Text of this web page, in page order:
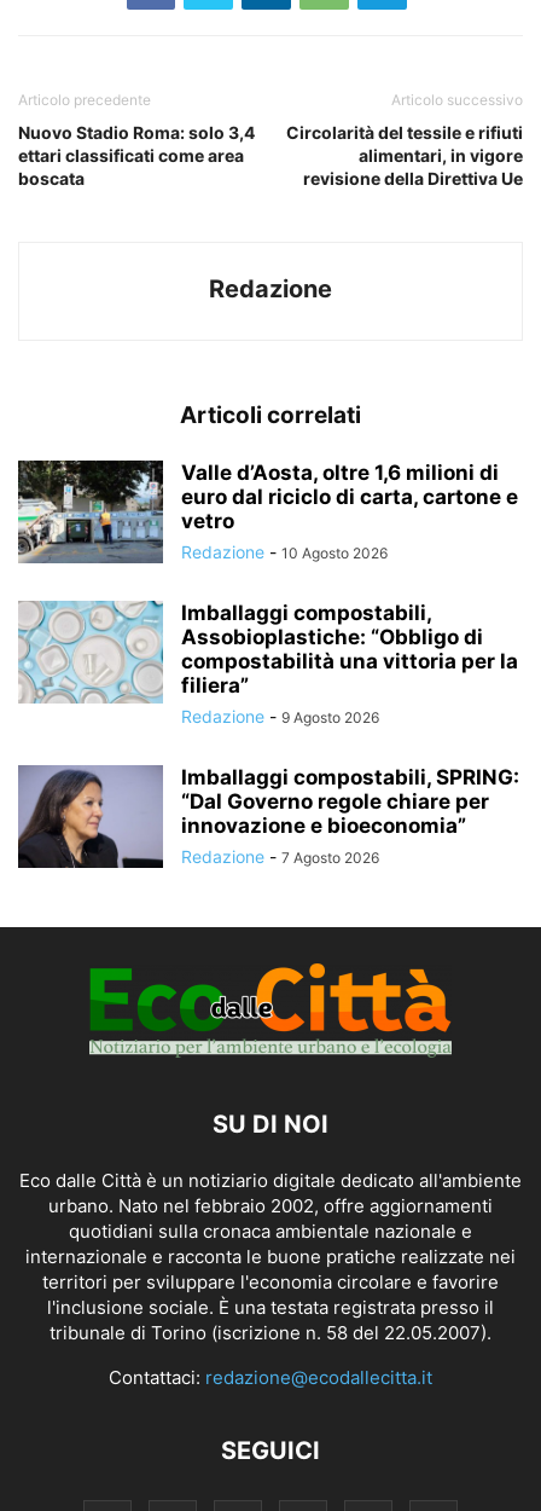
Articolo precedente
Nuovo Stadio Roma: solo 3,4
ettari classificati come area
boscata
Articolo successivo
Circolarità del tessile e rifiuti
alimentari, in vigore
revisione della Direttiva Ue
Redazione
Articoli correlati
Valle d’Aosta, oltre 1,6 milioni di
euro dal riciclo di carta, cartone e
vetro
Redazione - 10 Agosto 2026
Imballaggi compostabili,
Assobioplastiche: “Obbligo di
compostabilità una vittoria per la
filiera”
Redazione - 9 Agosto 2026
Imballaggi compostabili, SPRING:
“Dal Governo regole chiare per
innovazione e bioeconomia”
Redazione - 7 Agosto 2026
SU DI NOI
Eco dalle Città è un notiziario digitale dedicato all'ambiente
urbano. Nato nel febbraio 2002, offre aggiornamenti
quotidiani sulla cronaca ambientale nazionale e
internazionale e racconta le buone pratiche realizzate nei
territori per sviluppare l'economia circolare e favorire
l'inclusione sociale. È una testata registrata presso il
tribunale di Torino (iscrizione n. 58 del 22.05.2007).
Contattaci: redazione@ecodallecitta.it
SEGUICI